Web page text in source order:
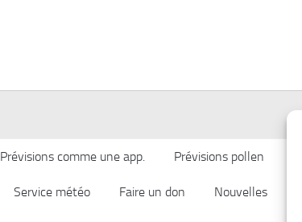
Prévisions comme une app. Prévisions pollen
Service météo Faire un don Nouvelles